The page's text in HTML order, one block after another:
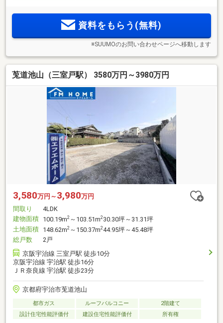
資料をもらう(無料)
※SUUMOのお問い合わせページへ移動します
莵道池山（三室戸駅） 3580万円～3980万円
3,580万円～ 3,980万円
間取り
4LDK
建物面積 100.19m2 ～103.51m230.30坪～31.31坪
土地面積 148.62m2 ～150.37m244.95坪～45.48坪
総戸数
2戸
京阪宇治線 三室戸駅 徒歩10分
京阪宇治線 宇治駅 徒歩16分
ＪＲ奈良線 宇治駅 徒歩23分
京都府宇治市莵道池山
都市ガス ルーフバルコニー
2階建て
設計住宅性能評価付
建設住宅性能評価付 所有権